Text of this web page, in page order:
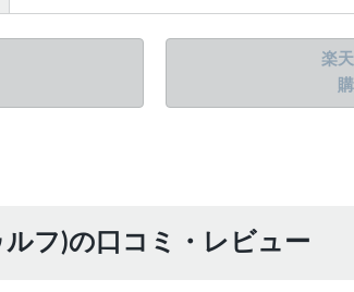
楽
フ)の口コミ・レビュー
させていただきます。
すべてクリア